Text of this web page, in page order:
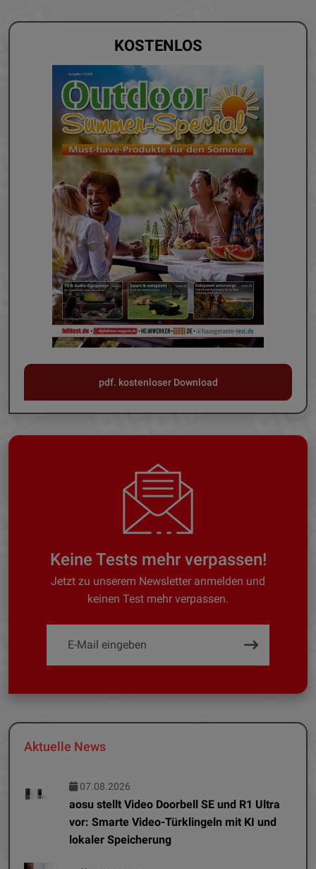
KOSTENLOS
pdf. kostenloser Download
Keine Tests mehr verpassen!
Jetzt zu unserem Newsletter anmelden und
keinen Test mehr verpassen.
Aktuelle News
07.08.2026
aosu stellt Video Doorbell SE und R1 Ultra
vor: Smarte Video-Türklingeln mit KI und
lokaler Speicherung